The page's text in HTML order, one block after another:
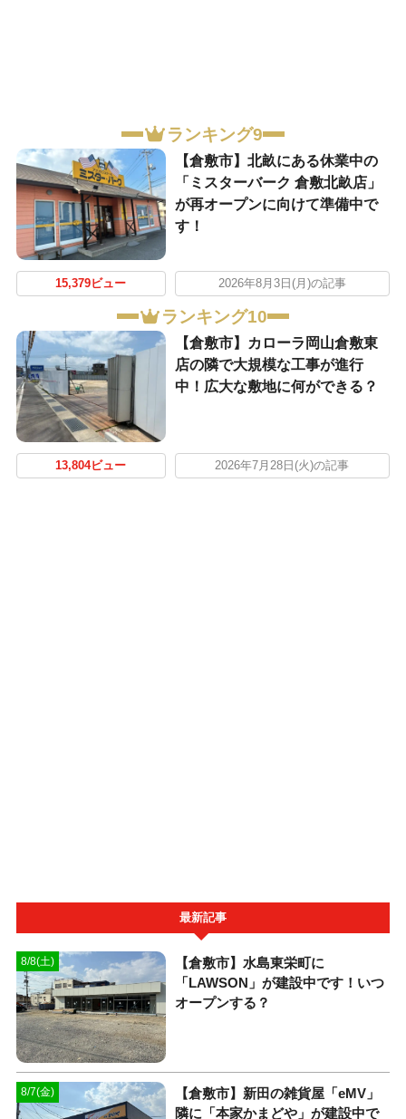
ランキング9
【倉敷市】北畝にある休業中の
「ミスターバーク 倉敷北畝店」
が再オープンに向けて準備中で
す！
15,379ビュー 2026年8月3日(月)の記事
ランキング10
【倉敷市】カローラ岡山倉敷東
店の隣で大規模な工事が進行
中！広大な敷地に何ができる？
13,804ビュー 2026年7月28日(火)の記事
最新記事
8/8(土)
【倉敷市】水島東栄町に
「LAWSON」が建設中です！いつ
オープンする？
8/7(金)
【倉敷市】新田の雑貨屋「eMV」
隣に「本家かまどや」が建設中で